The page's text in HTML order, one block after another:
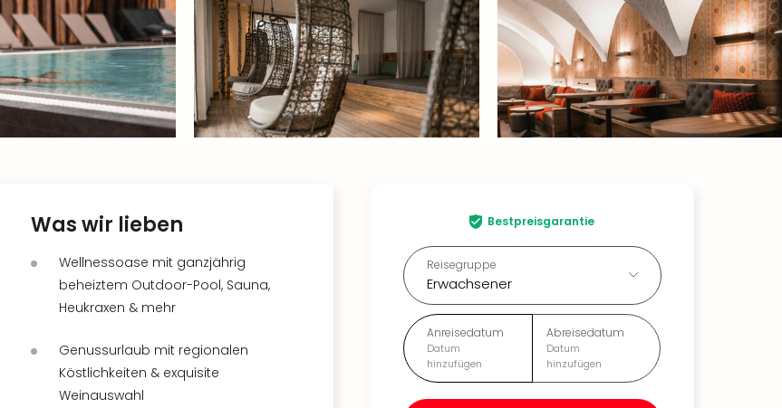
Bestpreisgarantie
Reisegruppe
Erwachsener
Anreisedatum
Datum
hinzufügen
Abreisedatum
Datum
hinzufügen
Was wir lieben
Wellnessoase mit ganzjährig
beheiztem Outdoor-Pool, Sauna,
Heukraxen & mehr
Genussurlaub mit regionalen
Köstlichkeiten & exquisite
Weinauswahl